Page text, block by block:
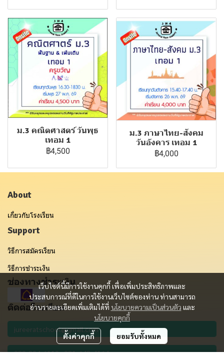
ม.3 คณิตศาสตร์ วันพุธ
เทอม 1
฿4,500
ม.3 ภาษาไทย-สังคม
วันอังคาร เทอม 1
฿4,000
เว็บไซต์นี้มีการใช้งานคุกกี้ เพื่อเพิ่มประสิทธิภาพและ
ประสบการณ์ที่ดีในการใช้งานเว็บไซต์ของท่าน ท่านสามารถ
อ่านรายละเอียดเพิ่มเติมได้ที่ นโยบายความเป็นส่วนตัว และ
นโยบายคุกกี้
ตั้งค่าคุกกี้ ยอมรับทั้งหมด
About
เกี่ยวกับโรงเรียน
Support
วิธีการสมัครเรียน
วิธีการชำระเงิน
ช่องทางชำระเงิน
ติดต่อโรงเรียน